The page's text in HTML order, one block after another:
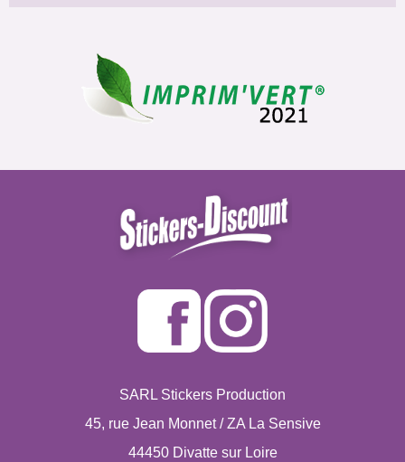
SARL Stickers Production
45, rue Jean Monnet / ZA La Sensive
44450 Divatte sur Loire